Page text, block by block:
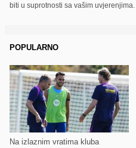
biti u suprotnosti sa vašim uvjerenjima.
POPULARNO
Na izlaznim vratima kluba